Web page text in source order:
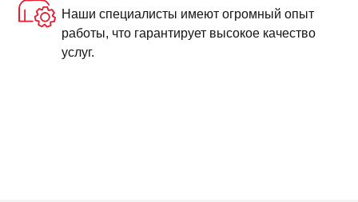
Наши специалисты имеют огромный опыт
работы, что гарантирует высокое качество
услуг.